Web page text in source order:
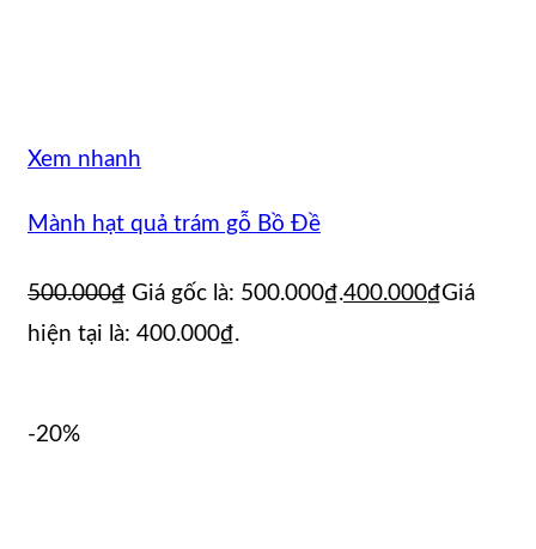
Xem nhanh
Mành hạt quả trám gỗ Bồ Đề
500.000₫ Giá gốc là: 500.000₫.400.000₫Giá
hiện tại là: 400.000₫.
-20%